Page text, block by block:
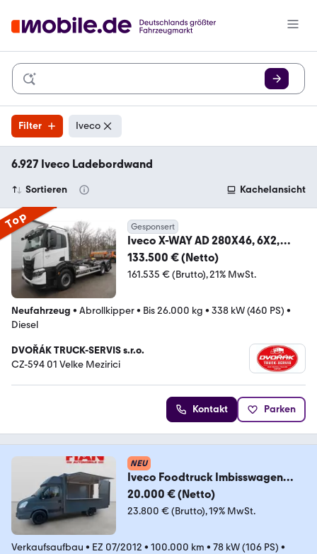
Filter Iveco
6.927 Iveco Ladebordwand
Sortieren Kachelansicht
Top Gesponsert
Iveco X-WAY AD 280X46, 6X2,
LENK/LIFT, TNH 20T,SOFORT!
133.500 € (Netto)
161.535 € (Brutto) 21% MwSt.
Neufahrzeug • Abrollkipper• Bis 26.000 kg • 338 kW (460 PS) •
Diesel
DVOŘÁK TRUCK-SERVIS s.r.o.
CZ-594 01 Velke Mezirici
Kontakt Parken
NEU
Iveco Foodtruck Imbisswagen
Verkaufswagen
20.000 € (Netto)
23.800 € (Brutto) 19% MwSt.
Verkaufsaufbau • EZ 07/2012 • 100.000 km • 78 kW (106 PS) •